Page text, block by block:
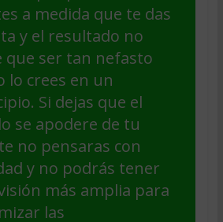
a medida que te das
y el resultado no
que ser tan nefasto
lo crees en un
Si dejas que el
se apodere de tu
no pensaras con
y no podrás tener
más amplia para
las